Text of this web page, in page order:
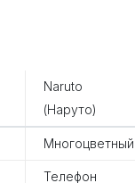
Naruto
(Наруто)
Многоцветный
Телефон